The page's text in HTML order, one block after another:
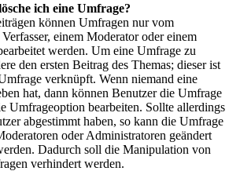
ich eine Umfrage?
können Umfragen nur vom
einem Moderator oder einem
werden. Um eine Umfrage zu
den ersten Beitrag des Themas; dieser ist
verknüpft. Wenn niemand eine
hat, dann können Benutzer die Umfrage
Umfrageoption bearbeiten. Sollte allerdings
abgestimmt haben, so kann die Umfrage
oder Administratoren geändert
Dadurch soll die Manipulation von
verhindert werden.